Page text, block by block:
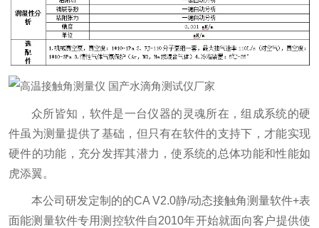
众所皆知，软件是一台仪器的灵魂所在，组成系统的硬
件虽为测量提供了基础，但只有在软件的支持下，才能实现
硬件的功能，充分发挥其潜力，使系统的总体功能和性能如
虎添翼。
本公司研发定制的的CA V2.0静/动态接触角测量软件+表
面能测量软件专用测控软件自2010年开始就面向客户提供使